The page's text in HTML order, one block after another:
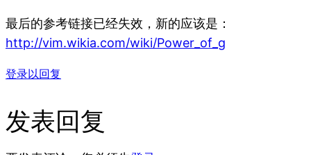
最后的参考链接已经失效，新的应该是：
http://vim.wikia.com/wiki/Power_of_g
登录以回复
发表回复